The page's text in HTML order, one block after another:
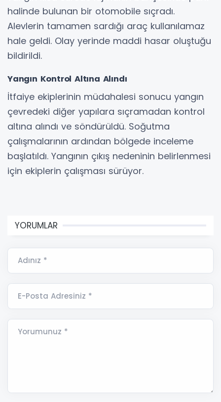
halinde bulunan bir otomobile sıçradı.
Alevlerin tamamen sardığı araç kullanılamaz
hale geldi. Olay yerinde maddi hasar oluştuğu
bildirildi.
Yangın Kontrol Altına Alındı
İtfaiye ekiplerinin müdahalesi sonucu yangın
çevredeki diğer yapılara sıçramadan kontrol
altına alındı ve söndürüldü. Soğutma
çalışmalarının ardından bölgede inceleme
başlatıldı. Yangının çıkış nedeninin belirlenmesi
için ekiplerin çalışması sürüyor.
YORUMLAR
Adınız *
E-Posta Adresiniz *
Yorumunuz *